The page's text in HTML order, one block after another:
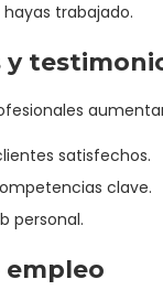
trabajado.
y
satisfechos.
clave.
personal.
empleo